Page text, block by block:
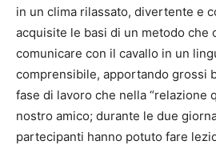
in un clima rilassato, divertente e
acquisite le basi di un metodo che
comunicare con il cavallo in un
comprensibile, apportando grossi
fase di lavoro che nella “relazione
nostro amico; durante le due
partecipanti hanno potuto fare